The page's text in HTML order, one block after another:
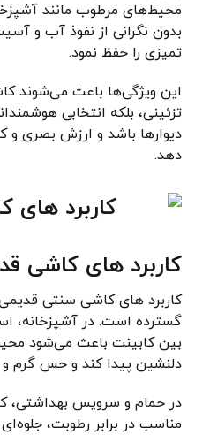
محیط‌های مرطوب مانند
بدون نگرانی از نفوذ آب و
تمیزی را حفظ نمود.
این ویژگی‌ها باعث می‌شوند
تزئینی، بلکه انتخابی
دیوارها باشد و ارزش بصری و
دهد.
کاربرد های کاشی
کاربرد های کاشی سنتی
گسترده است. در آشپزخانه،
بین کابینت باعث می‌شود
دلنشین پیدا کند و حس گرم
در حمام و سرویس بهداشتی،
مناسب در برابر رطوبت، جلوه‌ای